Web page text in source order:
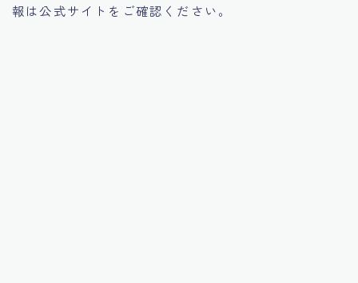
報は公式サイトをご確認ください。